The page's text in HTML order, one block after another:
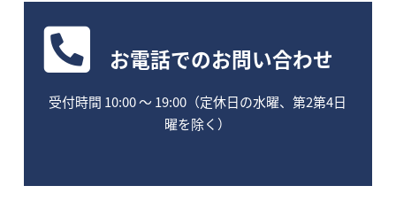
お電話でのお問い合わせ
受付時間 10:00 〜 19:00（定休日の水曜、第2第4日
曜を除く）